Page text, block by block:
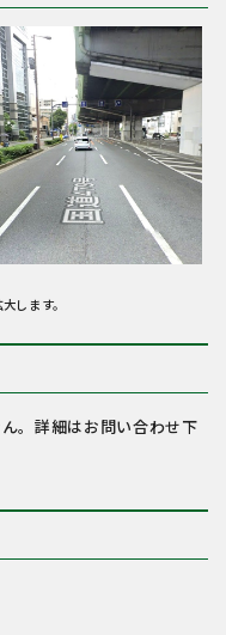
します。
。詳細はお問い合わせ下